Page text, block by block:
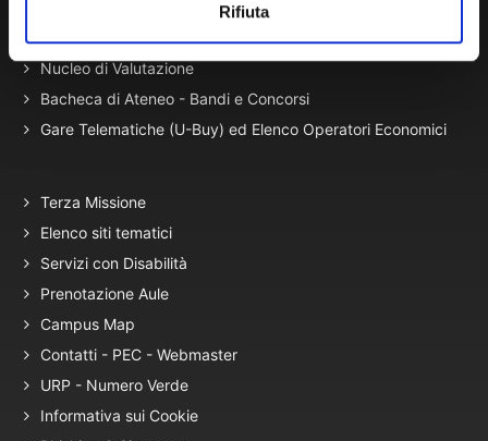
Rifiuta
Autovalutazione, valutazione e accr.
Nucleo di Valutazione
Bacheca di Ateneo - Bandi e Concorsi
Gare Telematiche (U-Buy) ed Elenco Operatori Economici
Terza Missione
Elenco siti tematici
Servizi con Disabilità
Prenotazione Aule
Campus Map
Contatti - PEC - Webmaster
URP - Numero Verde
Informativa sui Cookie